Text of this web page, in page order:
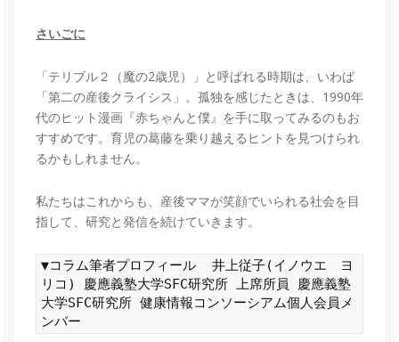
さいごに
「テリブル２（魔の2歳児）」と呼ばれる時期は、いわば
「第二の産後クライシス」。孤独を感じたときは、1990年
代のヒット漫画『赤ちゃんと僕』を手に取ってみるのもお
すすめです。育児の葛藤を乗り越えるヒントを見つけられ
るかもしれません。
私たちはこれからも、産後ママが笑顔でいられる社会を目
指して、研究と発信を続けていきます。
▼コラム筆者プロフィール
井上従子(イノウエ ヨ
リコ) 慶應義塾大学SFC研究所 上席所員 慶應義塾
大学SFC研究所 健康情報コンソーシアム個人会員メ
ンバー